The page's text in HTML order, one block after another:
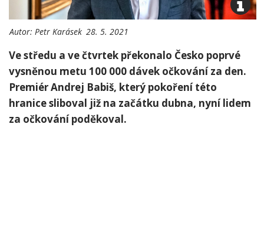
Autor: Petr Karásek 28. 5. 2021
Ve středu a ve čtvrtek překonalo Česko poprvé
vysněnou metu 100 000 dávek očkování za den.
Premiér Andrej Babiš, který pokoření této
hranice sliboval již na začátku dubna, nyní lidem
za očkování poděkoval.